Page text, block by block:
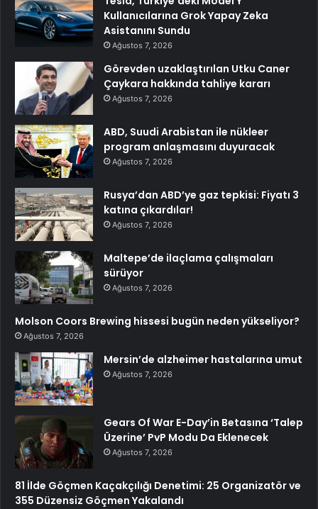
Kullanıcılarına Grok Yapay Zeka
Asistanını Sundu
Ağustos 7, 2026
Görevden uzaklaştırılan Utku Caner
Çaykara hakkında tahliye kararı
Ağustos 7, 2026
ABD, Suudi Arabistan ile nükleer
program anlaşmasını duyuracak
Ağustos 7, 2026
Rusya’dan ABD’ye gaz tepkisi: Fiyatı 3
katına çıkardılar!
Ağustos 7, 2026
Maltepe’de ilaçlama çalışmaları
sürüyor
Ağustos 7, 2026
Molson Coors Brewing hissesi bugün neden yükseliyor?
Ağustos 7, 2026
Mersin’de alzheimer hastalarına umut
Ağustos 7, 2026
Gears Of War E-Day’in Betasına ‘Talep
Üzerine’ PvP Modu Da Eklenecek
Ağustos 7, 2026
81 İlde Göçmen Kaçakçılığı Denetimi: 25 Organizatör ve
355 Düzensiz Göçmen Yakalandı